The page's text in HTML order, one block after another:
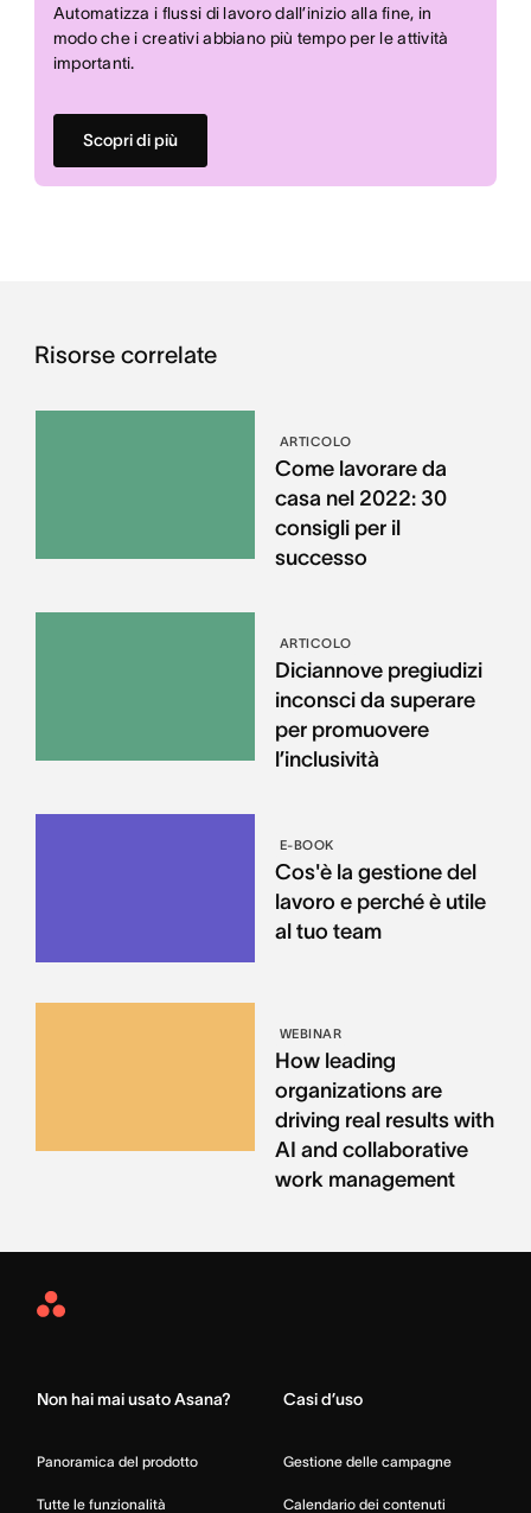
Automatizza i flussi di lavoro dall’inizio alla fine, in
modo che i creativi abbiano più tempo per le attività
importanti.
Scopri di più
Risorse correlate
ARTICOLO
Come lavorare da
casa nel 2022: 30
consigli per il
successo
ARTICOLO
Diciannove pregiudizi
inconsci da superare
per promuovere
l’inclusività
E-BOOK
Cos'è la gestione del
lavoro e perché è utile
al tuo team
WEBINAR
How leading
organizations are
driving real results with
AI and collaborative
work management
Asana
Non hai mai usato Asana?
Panoramica del prodotto
Tutte le funzionalità
Casi d’uso
Gestione delle campagne
Calendario dei contenuti